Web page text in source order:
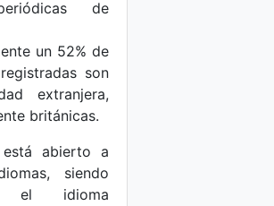
de
un 52% de
son
extranjera,
británicas.
abierto a
siendo
el idioma